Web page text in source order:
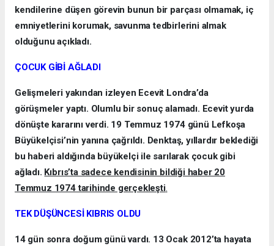
kendilerine düşen görevin bunun bir parçası olmamak, iç
emniyetlerini korumak, savunma tedbirlerini almak
olduğunu açıkladı.
ÇOCUK GİBİ AĞLADI
Gelişmeleri yakından izleyen Ecevit Londra’da
görüşmeler yaptı. Olumlu bir sonuç alamadı. Ecevit yurda
dönüşte kararını verdi. 19 Temmuz 1974 günü Lefkoşa
Büyükelçisi’nin yanına çağrıldı. Denktaş, yıllardır beklediği
bu haberi aldığında büyükelçi ile sarılarak çocuk gibi
ağladı. Kıbrıs’ta sadece kendisinin bildiği haber 20
Temmuz 1974 tarihinde gerçekleşti.
TEK DÜŞÜNCESİ KIBRIS OLDU
14 gün sonra doğum günü vardı. 13 Ocak 2012’ta hayata